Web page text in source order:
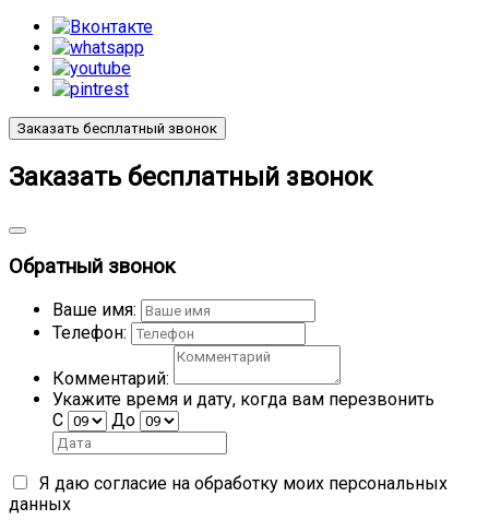
Заказать бесплатный звонок
Заказать бесплатный звонок
Обратный звонок
Ваше имя:
Телефон:
Комментарий:
Укажите время и дату, когда вам перезвонить
С
До
Я даю согласие на обработку моих персональных
данных